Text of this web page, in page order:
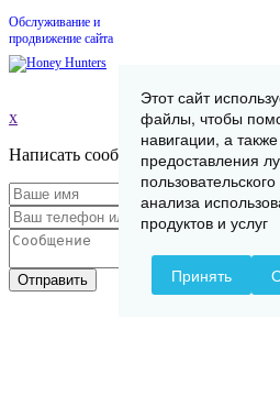
Обслуживание и
продвижение сайта
x
Написать сообщение
Отправить
Этот сайт
файлы, чтобы
навигации, а
предоставления
анализа
продуктов и услуг
Принять